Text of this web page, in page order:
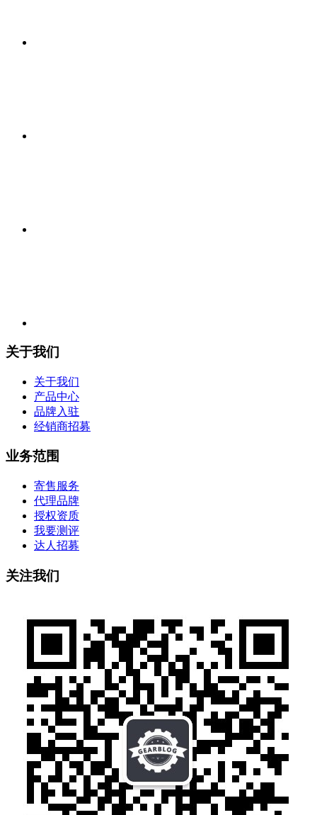
关于我们
关于我们
产品中心
品牌入驻
经销商招募
业务范围
寄售服务
代理品牌
授权资质
我要测评
达人招募
关注我们